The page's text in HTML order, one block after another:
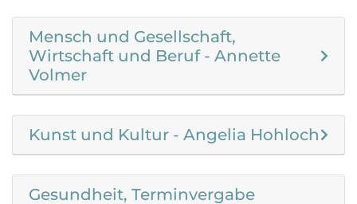
Mensch und Gesellschaft,
Wirtschaft und Beruf - Annette
Volmer
Kunst und Kultur - Angelia Hohloch
Gesundheit, Terminvergabe